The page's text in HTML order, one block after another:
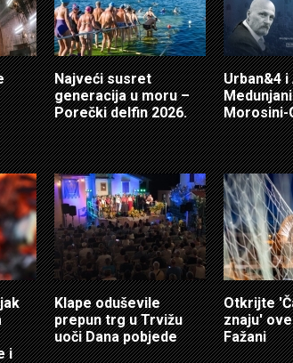
Najveći susret
generacija u moru –
Porečki delfin 2026.
Urban&4 i
Morosini-
i
Klape oduševile
prepun trg u Trvižu
uoči Dana pobjede
Otkrijte
znaju'
Fažani